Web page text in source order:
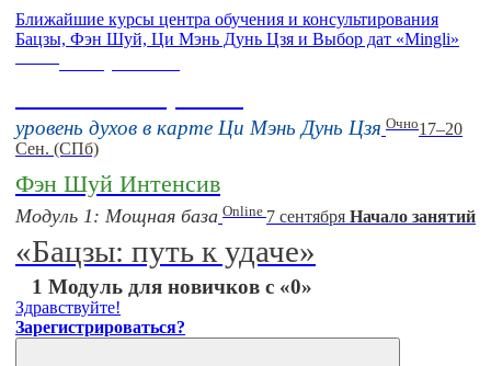
Ближайшие курсы центра обучения и консультирования
Бацзы, Фэн Шуй, Ци Мэнь Дунь Цзя и Выбор дат «Mingli»
уровень духов в карте Ци Мэнь Дунь Цзя Очно17–20
Сен. (СПб)
Фэн Шуй Интенсив
Модуль 1: Мощная база Online 7 сентября Начало занятий
«Бацзы: путь к удаче»
1 Модуль для новичков с «0»
Здравствуйте!
Зарегистрироваться?